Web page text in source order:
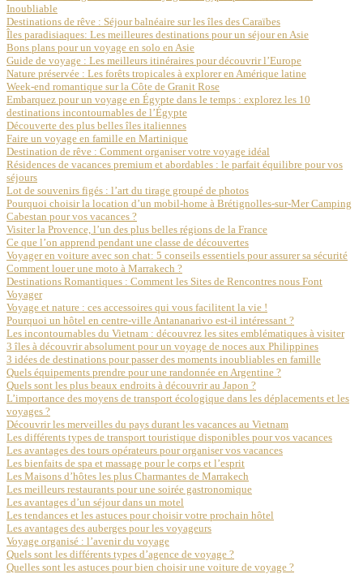
Inoubliable
Destinations de rêve : Séjour balnéaire sur les îles des Caraïbes
Îles paradisiaques: Les meilleures destinations pour un séjour en Asie
Bons plans pour un voyage en solo en Asie
Guide de voyage : Les meilleurs itinéraires pour découvrir l’Europe
Nature préservée : Les forêts tropicales à explorer en Amérique latine
Week-end romantique sur la Côte de Granit Rose
Embarquez pour un voyage en Égypte dans le temps : explorez les 10
destinations incontournables de l’Égypte
Découverte des plus belles îles italiennes
Faire un voyage en famille en Martinique
Destination de rêve : Comment organiser votre voyage idéal
Résidences de vacances premium et abordables : le parfait équilibre pour vos
séjours
Lot de souvenirs figés : l’art du tirage groupé de photos
Pourquoi choisir la location d’un mobil-home à Brétignolles-sur-Mer Camping
Cabestan pour vos vacances ?
Visiter la Provence, l’un des plus belles régions de la France
Ce que l’on apprend pendant une classe de découvertes
Voyager en voiture avec son chat: 5 conseils essentiels pour assurer sa sécurité
Comment louer une moto à Marrakech ?
Destinations Romantiques : Comment les Sites de Rencontres nous Font
Voyager
Voyage et nature : ces accessoires qui vous facilitent la vie !
Pourquoi un hôtel en centre-ville Antananarivo est-il intéressant ?
Les incontournables du Vietnam : découvrez les sites emblématiques à visiter
3 îles à découvrir absolument pour un voyage de noces aux Philippines
3 idées de destinations pour passer des moments inoubliables en famille
Quels équipements prendre pour une randonnée en Argentine ?
Quels sont les plus beaux endroits à découvrir au Japon ?
L’importance des moyens de transport écologique dans les déplacements et les
voyages ?
Découvrir les merveilles du pays durant les vacances au Vietnam
Les différents types de transport touristique disponibles pour vos vacances
Les avantages des tours opérateurs pour organiser vos vacances
Les bienfaits de spa et massage pour le corps et l’esprit
Les Maisons d’hôtes les plus Charmantes de Marrakech
Les meilleurs restaurants pour une soirée gastronomique
Les avantages d’un séjour dans un motel
Les tendances et les astuces pour choisir votre prochain hôtel
Les avantages des auberges pour les voyageurs
Voyage organisé : l’avenir du voyage
Quels sont les différents types d’agence de voyage ?
Quelles sont les astuces pour bien choisir une voiture de voyage ?